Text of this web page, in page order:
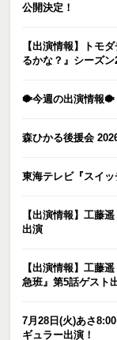
公開決定！
【出演情報】トモ
るかな？』シーズン
🐡今週の出演情報🐡
森ひかる後援会
東海テレビ『スイ
【出演情報】工藤
出演
【出演情報】工藤
急班』第5話ゲスト
7月28日(火)あさ
ギュラー出演！